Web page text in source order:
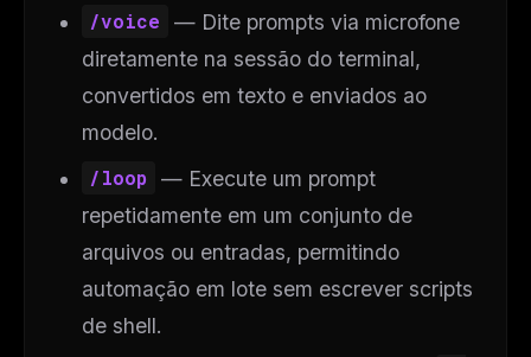
/voice
— Dite prompts via microfone
diretamente na sessão do terminal,
convertidos em texto e enviados ao
modelo.
/loop — Execute um prompt
repetidamente em um conjunto de
arquivos ou entradas, permitindo
automação em lote sem escrever scripts
de shell.